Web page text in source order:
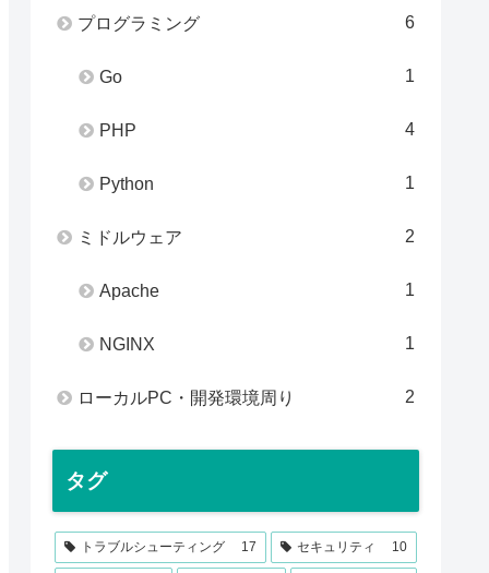
プログラミング 6
Go 1
PHP 4
Python 1
ミドルウェア 2
Apache 1
NGINX 1
ローカルPC・開発環境周り 2
タグ
トラブルシューティング 17 セキュリティ 10